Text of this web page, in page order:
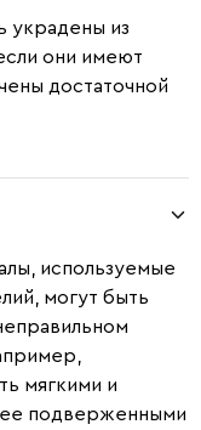
украдены из
они имеют
достаточной
используемые
могут быть
мягкими и
подверженными